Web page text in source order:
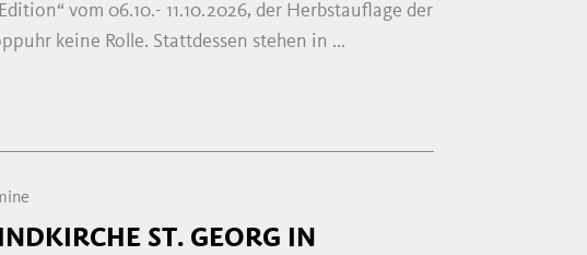
vom 06.10.- 11.10.2026, der Herbstauflage der
keine Rolle. Stattdessen stehen in ...
ST. GEORG IN